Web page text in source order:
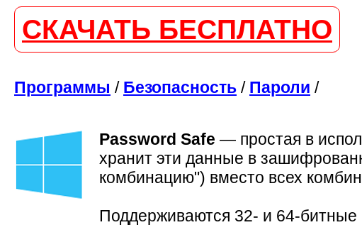
СКАЧАТЬ БЕСПЛАТНО
Программы / Безопасность / Пароли /
Password Safe — простая в
хранит эти данные в
комбинацию") вместо всех
Поддерживаются 32- и 64-